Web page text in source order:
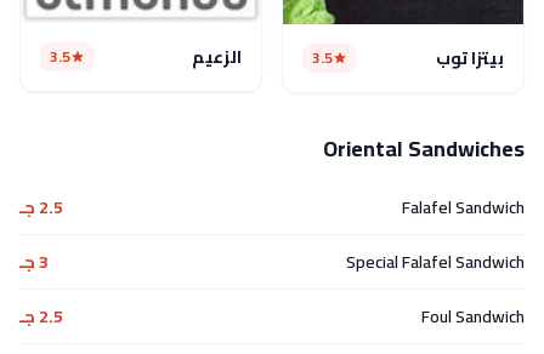
بيتزا توب 3.5 الزعيم 3.5
Oriental Sandwiches
Falafel Sandwich
2.5 جـ
Special Falafel Sandwich
3 جـ
Foul Sandwich
2.5 جـ